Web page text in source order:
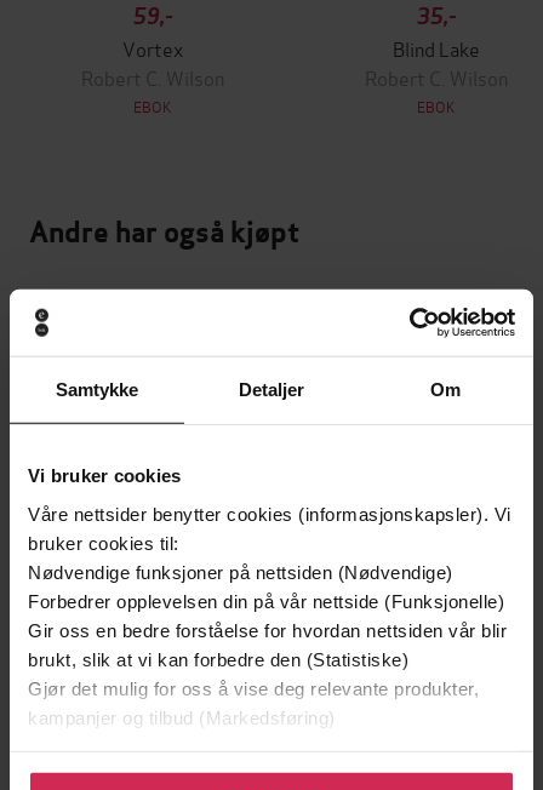
Samtykke Detaljer Om
Vi bruker cookies
Våre nettsider benytter cookies (informasjonskapsler). Vi
bruker cookies til:
Nødvendige funksjoner på nettsiden (Nødvendige)
Forbedrer opplevelsen din på vår nettside (Funksjonelle)
Gir oss en bedre forståelse for hvordan nettsiden vår blir
brukt, slik at vi kan forbedre den (Statistiske)
Gjør det mulig for oss å vise deg relevante produkter,
kampanjer og tilbud (Markedsføring)
Klikk på «Godta alle» for å gi oss ditt samtykke til å
59,-
Vortex
Robert C. Wilson
EBOK
35,-
Blind Lake
Robert C. Wilson
EBOK
Andre har også kjøpt
199,-
Minnesota
Jo Nesbø
Første gang på tilbud
Utskudd